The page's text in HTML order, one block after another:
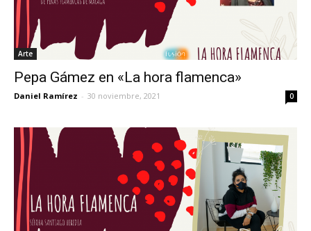
Arte
Pepa Gámez en «La hora flamenca»
Daniel Ramírez - 30 noviembre, 2021 0